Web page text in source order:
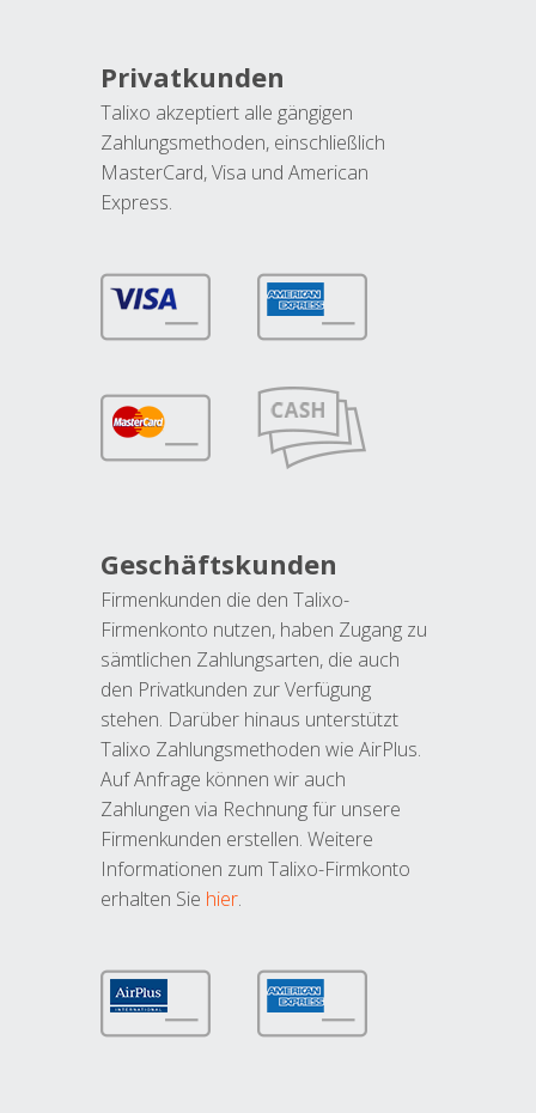
Privatkunden
Talixo akzeptiert alle gängigen
Zahlungsmethoden, einschließlich
MasterCard, Visa und American
Express.
Geschäftskunden
Firmenkunden die den Talixo-
Firmenkonto nutzen, haben Zugang zu
sämtlichen Zahlungsarten, die auch
den Privatkunden zur Verfügung
stehen. Darüber hinaus unterstützt
Talixo Zahlungsmethoden wie AirPlus.
Auf Anfrage können wir auch
Zahlungen via Rechnung für unsere
Firmenkunden erstellen. Weitere
Informationen zum Talixo-Firmkonto
erhalten Sie hier.